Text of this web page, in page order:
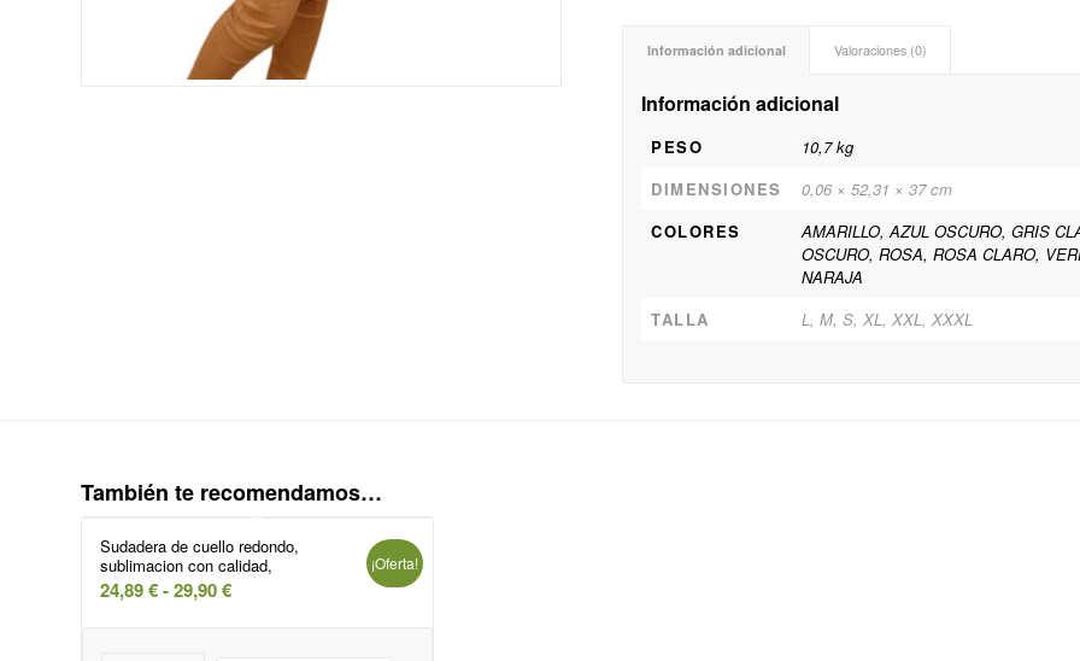
Información adicional Valoraciones (0)
Información adicional
PESO
10,7 kg
DIMENSIONES
0,06 × 52,31 × 37 cm
COLORES
AMARILLO, AZUL OSCURO, GRIS
OSCURO, ROSA, ROSA CLARO,
NARAJA
TALLA
L, M, S, XL, XXL, XXXL
También te recomendamos…
Sudadera de cuello redondo,
sublimacion con calidad,
24,89€-29,90€Rango
¡Oferta!